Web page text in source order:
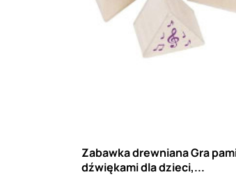
Zabawka drewniana Gra
dźwiękami dla dzieci,...